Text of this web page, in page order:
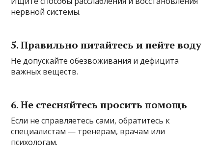
нервной системы.
5. Правильно питайтесь и пейте воду
Не допускайте обезвоживания и дефицита
важных веществ.
6. Не стесняйтесь просить помощь
Если не справляетесь сами, обратитесь к
специалистам — тренерам, врачам или
психологам.